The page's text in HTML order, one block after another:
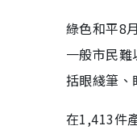
綠色和平8
一般市民
括眼綫筆、
在1,413件